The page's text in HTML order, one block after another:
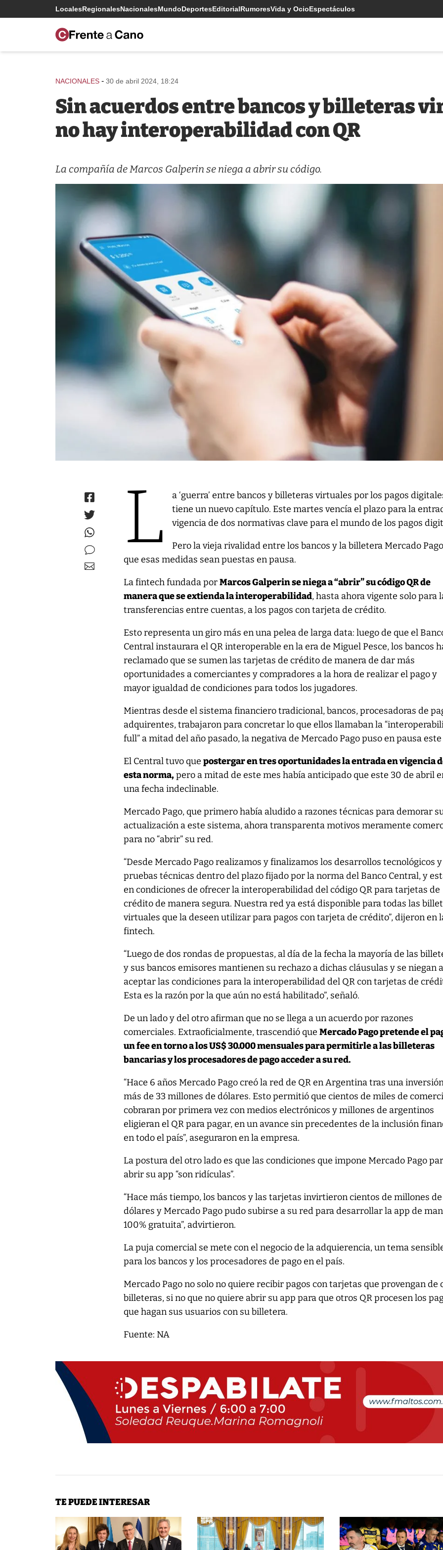
LocalesRegionalesNacionalesMundoDeportesEditorialRumoresVida y OcioEspectáculos
NACIONALES - 30 de abril 2024, 18:24
Sin acuerdos entre bancos y billeteras
no hay interoperabilidad con QR
La compañía de Marcos Galperin se niega a abrir su código.
L
a ‘guerra’ entre bancos y billeteras virtuales por los pagos
tiene un nuevo capítulo. Este martes vencía el plazo para la
vigencia de dos normativas clave para el mundo de los pagos
Pero la vieja rivalidad entre los bancos y la billetera Mercado
que esas medidas sean puestas en pausa.
La fintech fundada porMarcos Galperin se niega a “abrir” su código QR de
manera que se extienda la interoperabilidad, hasta ahora vigente solo para
transferencias entre cuentas, a los pagos con tarjeta de crédito.
Esto representa un giro más en una pelea de larga data: luego de que el
Central instaurara el QR interoperable en la era de Miguel Pesce, los bancos
reclamado que se sumen las tarjetas de crédito de manera de dar más
oportunidades a comerciantes y compradores a la hora de realizar el pago y
mayor igualdad de condiciones para todos los jugadores.
Mientras desde el sistema financiero tradicional, bancos, procesadoras de
adquirentes, trabajaron para concretar lo que ellos llamaban la
full” a mitad del año pasado, la negativa de Mercado Pago puso en pausa este
El Central tuvo quepostergar en tres oportunidades la entrada en vigencia
esta norma,pero a mitad de este mes había anticipado que este 30 de abril
una fecha indeclinable.
Mercado Pago, que primero había aludido a razones técnicas para demorar
actualización a este sistema, ahora transparenta motivos meramente
para no “abrir” su red.
“Desde Mercado Pago realizamos y finalizamos los desarrollos tecnológicos
pruebas técnicas dentro del plazo fijado por la norma del Banco Central, y
en condiciones de ofrecer la interoperabilidad del código QR para tarjetas de
crédito de manera segura. Nuestra red ya está disponible para todas las
virtuales que la deseen utilizar para pagos con tarjeta de crédito”, dijeron en
fintech.
“Luego de dos rondas de propuestas, al día de la fecha la mayoría de las
y sus bancos emisores mantienen su rechazo a dichas cláusulas y se niegan a
aceptar las condiciones para la interoperabilidad del QR con tarjetas de
Esta es la razón por la que aún no está habilitado”, señaló.
De un lado y del otro afirman que no se llega a un acuerdo por razones
comerciales. Extraoficialmente, trascendió queMercado Pago pretende el
un fee en torno a los US$ 30.000 mensuales para permitirle a las billeteras
bancarias y los procesadores de pago acceder a su red.
“Hace 6 años Mercado Pago creó la red de QR en Argentina tras una
más de 33 millones de dólares. Esto permitió que cientos de miles de
cobraran por primera vez con medios electrónicos y millones de argentinos
eligieran el QR para pagar, en un avance sin precedentes de la inclusión
en todo el país”, aseguraron en la empresa.
La postura del otro lado es que las condiciones que impone Mercado Pago
abrir su app “son ridículas”.
“Hace más tiempo, los bancos y las tarjetas invirtieron cientos de millones de
dólares y Mercado Pago pudo subirse a su red para desarrollar la app de
100% gratuita”, advirtieron.
La puja comercial se mete con el negocio de la adquierencia, un tema
para los bancos y los procesadores de pago en el país.
Mercado Pago no solo no quiere recibir pagos con tarjetas que provengan de
billeteras, si no que no quiere abrir su app para que otros QR procesen los
que hagan sus usuarios con su billetera.
Fuente: NA
TE PUEDE INTERESAR